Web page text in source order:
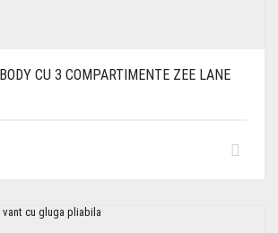
CU 3 COMPARTIMENTE ZEE LANE